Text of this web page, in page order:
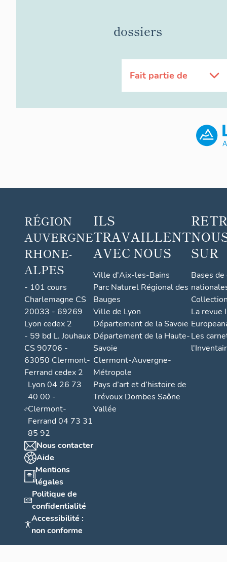
dossiers
Fait partie de
RÉGION
AUVERGNE
RHONE-
ALPES
- 101 cours
Charlemagne CS
20033 - 69269
Lyon cedex 2
- 59 bd L. Jouhaux
CS 90706 -
63050 Clermont-
Ferrand cedex 2
Lyon 04 26 73
40 00 -
Clermont-
Ferrand 04 73 31
85 92
Nous contacter
Aide
Mentions
légales
Politique de
confidentialité
Accessibilité :
non conforme
ILS
TRAVAILLENT
AVEC NOUS
Ville d'Aix-les-Bains
Parc Naturel Régional des
Bauges
Ville de Lyon
Département de la Savoie
Département de la Haute-
Savoie
Clermont-Auvergne-
Métropole
Pays d’art et d’histoire de
Trévoux Dombes Saône
Vallée
SUR
Bases
La revue
Les